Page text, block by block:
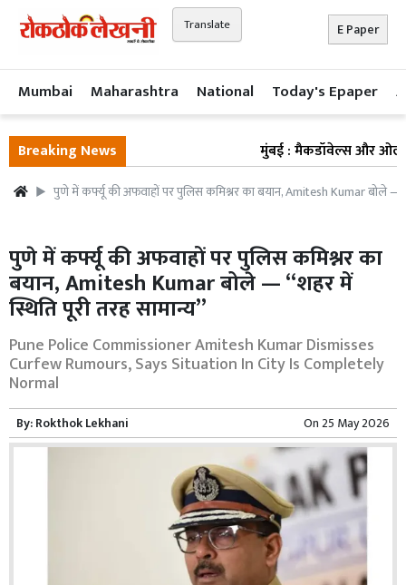
Translate E Paper
Mumbai Maharashtra National Today's Epaper
Breaking News मुंबई : मैकडॉवेल्स और ओल्ड
पुणे में कर्फ्यू की अफवाहों पर पुलिस कमिश्नर का बयान, Amitesh Kumar बोले —
पुणे में कर्फ्यू की अफवाहों पर पुलिस कमिश्नर का
बयान, Amitesh Kumar बोले — “शहर में
स्थिति पूरी तरह सामान्य”
Pune Police Commissioner Amitesh Kumar Dismisses
Curfew Rumours, Says Situation In City Is Completely
Normal
By:Rokthok Lekhani On25 May 2026